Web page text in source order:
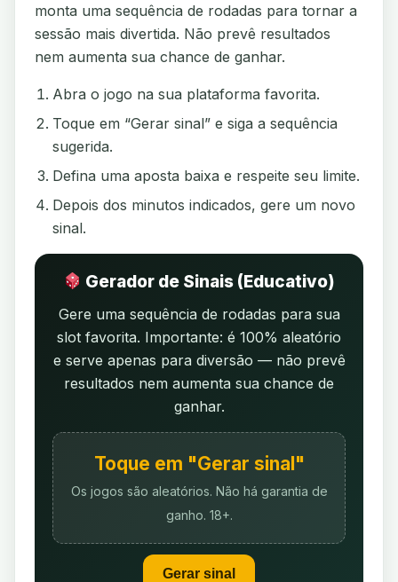
monta uma sequência de rodadas para tornar a
sessão mais divertida. Não prevê resultados
nem aumenta sua chance de ganhar.
Abra o jogo na sua plataforma favorita.
Toque em “Gerar sinal” e siga a sequência
sugerida.
Defina uma aposta baixa e respeite seu limite.
Depois dos minutos indicados, gere um novo
sinal.
Gerador de Sinais (Educativo)
Gere uma sequência de rodadas para sua
slot favorita. Importante: é 100% aleatório
e serve apenas para diversão — não prevê
resultados nem aumenta sua chance de
ganhar.
Toque em "Gerar sinal"
Os jogos são aleatórios. Não há garantia de
ganho. 18+.
Gerar sinal